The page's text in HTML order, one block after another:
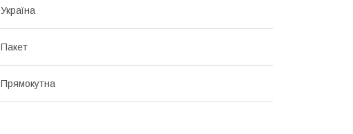
Україна
Пакет
Прямокутна